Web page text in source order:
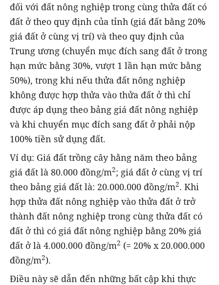
đối với đất nông nghiệp trong cùng thửa đất có
đất ở theo quy định của tỉnh (giá đất bằng 20%
giá đất ở cùng vị trí) và theo quy định của
Trung ương (chuyển mục đích sang đất ở trong
hạn mức bằng 30%, vượt 1 lần hạn mức bằng
50%), trong khi nếu thửa đất nông nghiệp
không được hợp thửa vào thửa đất ở thì chỉ
được áp dụng theo bảng giá đất nông nghiệp
và khi chuyển mục đích sang đất ở phải nộp
100% tiền sử dụng đất.
Ví dụ: Giá đất trồng cây hằng năm theo bảng
giá đất là 80.000 đồng/m2; giá đất ở cùng vị trí
theo bảng giá đất là: 20.000.000 đồng/m2. Khi
hợp thửa đất nông nghiệp vào thửa đất ở trở
thành đất nông nghiệp trong cùng thửa đất có
đất ở thì có giá đất nông nghiệp bằng 20% giá
đất ở là 4.000.000 đồng/m2 (= 20% x 20.000.000
đồng/m2).
Điều này sẽ dẫn đến những bất cập khi thực